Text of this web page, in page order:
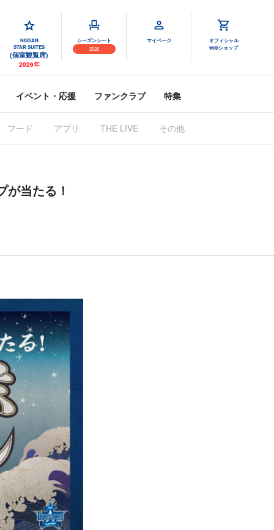
NISSAN
STAR SUITES
(個室観覧席)
2026年
シーズンシート
2026
マイページ
オフィシャル
webショップ
イベント・応援 ファンクラブ 特集
フード アプリ THE LIVE その他
当たる！